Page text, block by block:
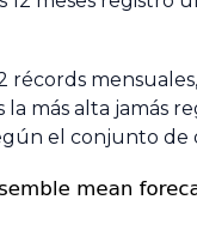
récords
más alta jamás
el conjunto de